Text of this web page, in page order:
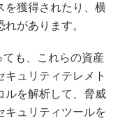
を獲得されたり、横
れがあります。
も、これらの資産
キュリティテレメト
ルを解析して、脅威
キュリティツールを